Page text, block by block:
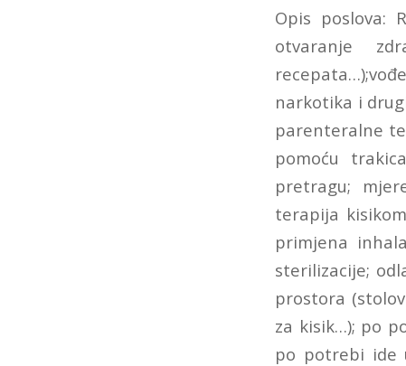
Opis poslova:
otvaranje
narkotika i
parenteralne
pomoću
pretragu;
terapija
primjena
sterilizacije;
prostora
za kisik…); po
po potrebi ide